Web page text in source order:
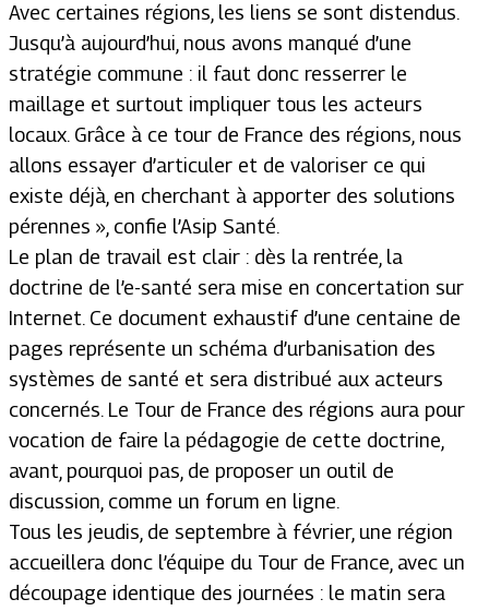
Avec certaines régions, les liens se sont distendus.
Jusqu’à aujourd’hui, nous avons manqué d’une
stratégie commune : il faut donc resserrer le
maillage et surtout impliquer tous les acteurs
locaux. Grâce à ce tour de France des régions, nous
allons essayer d’articuler et de valoriser ce qui
existe déjà, en cherchant à apporter des solutions
pérennes », confie l’Asip Santé.
Le plan de travail est clair : dès la rentrée, la
doctrine de l’e-santé sera mise en concertation sur
Internet. Ce document exhaustif d’une centaine de
pages représente un schéma d’urbanisation des
systèmes de santé et sera distribué aux acteurs
concernés. Le Tour de France des régions aura pour
vocation de faire la pédagogie de cette doctrine,
avant, pourquoi pas, de proposer un outil de
discussion, comme un forum en ligne.
Tous les jeudis, de septembre à février, une région
accueillera donc l’équipe du Tour de France, avec un
découpage identique des journées : le matin sera